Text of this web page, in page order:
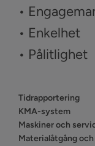
•
• Enkelhet
• Pålitlighet
Tidrapportering
KMA-system
Maskiner och
Materialåtgång